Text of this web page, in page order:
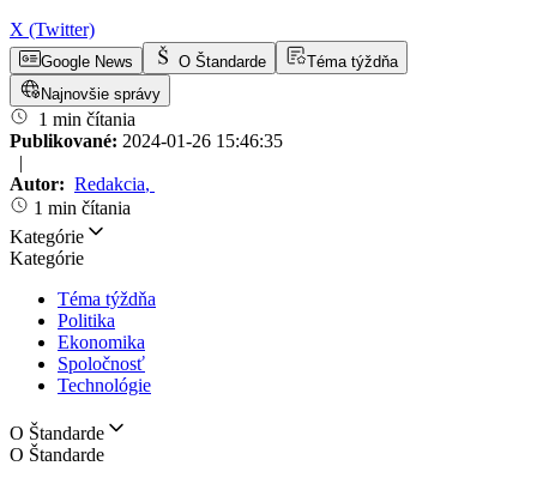
X (Twitter)
Google News O Štandarde
Téma týždňa
Najnovšie správy
1 min čítania
Publikované: 2024-01-26 15:46:35
|
Autor: Redakcia,
1 min čítania
Kategórie
Kategórie
Téma týždňa
Politika
Ekonomika
Spoločnosť
Technológie
O Štandarde
O Štandarde